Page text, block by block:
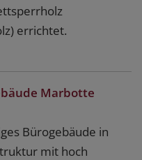
errichtet.
Marbotte
Bürogebäude in
mit hoch